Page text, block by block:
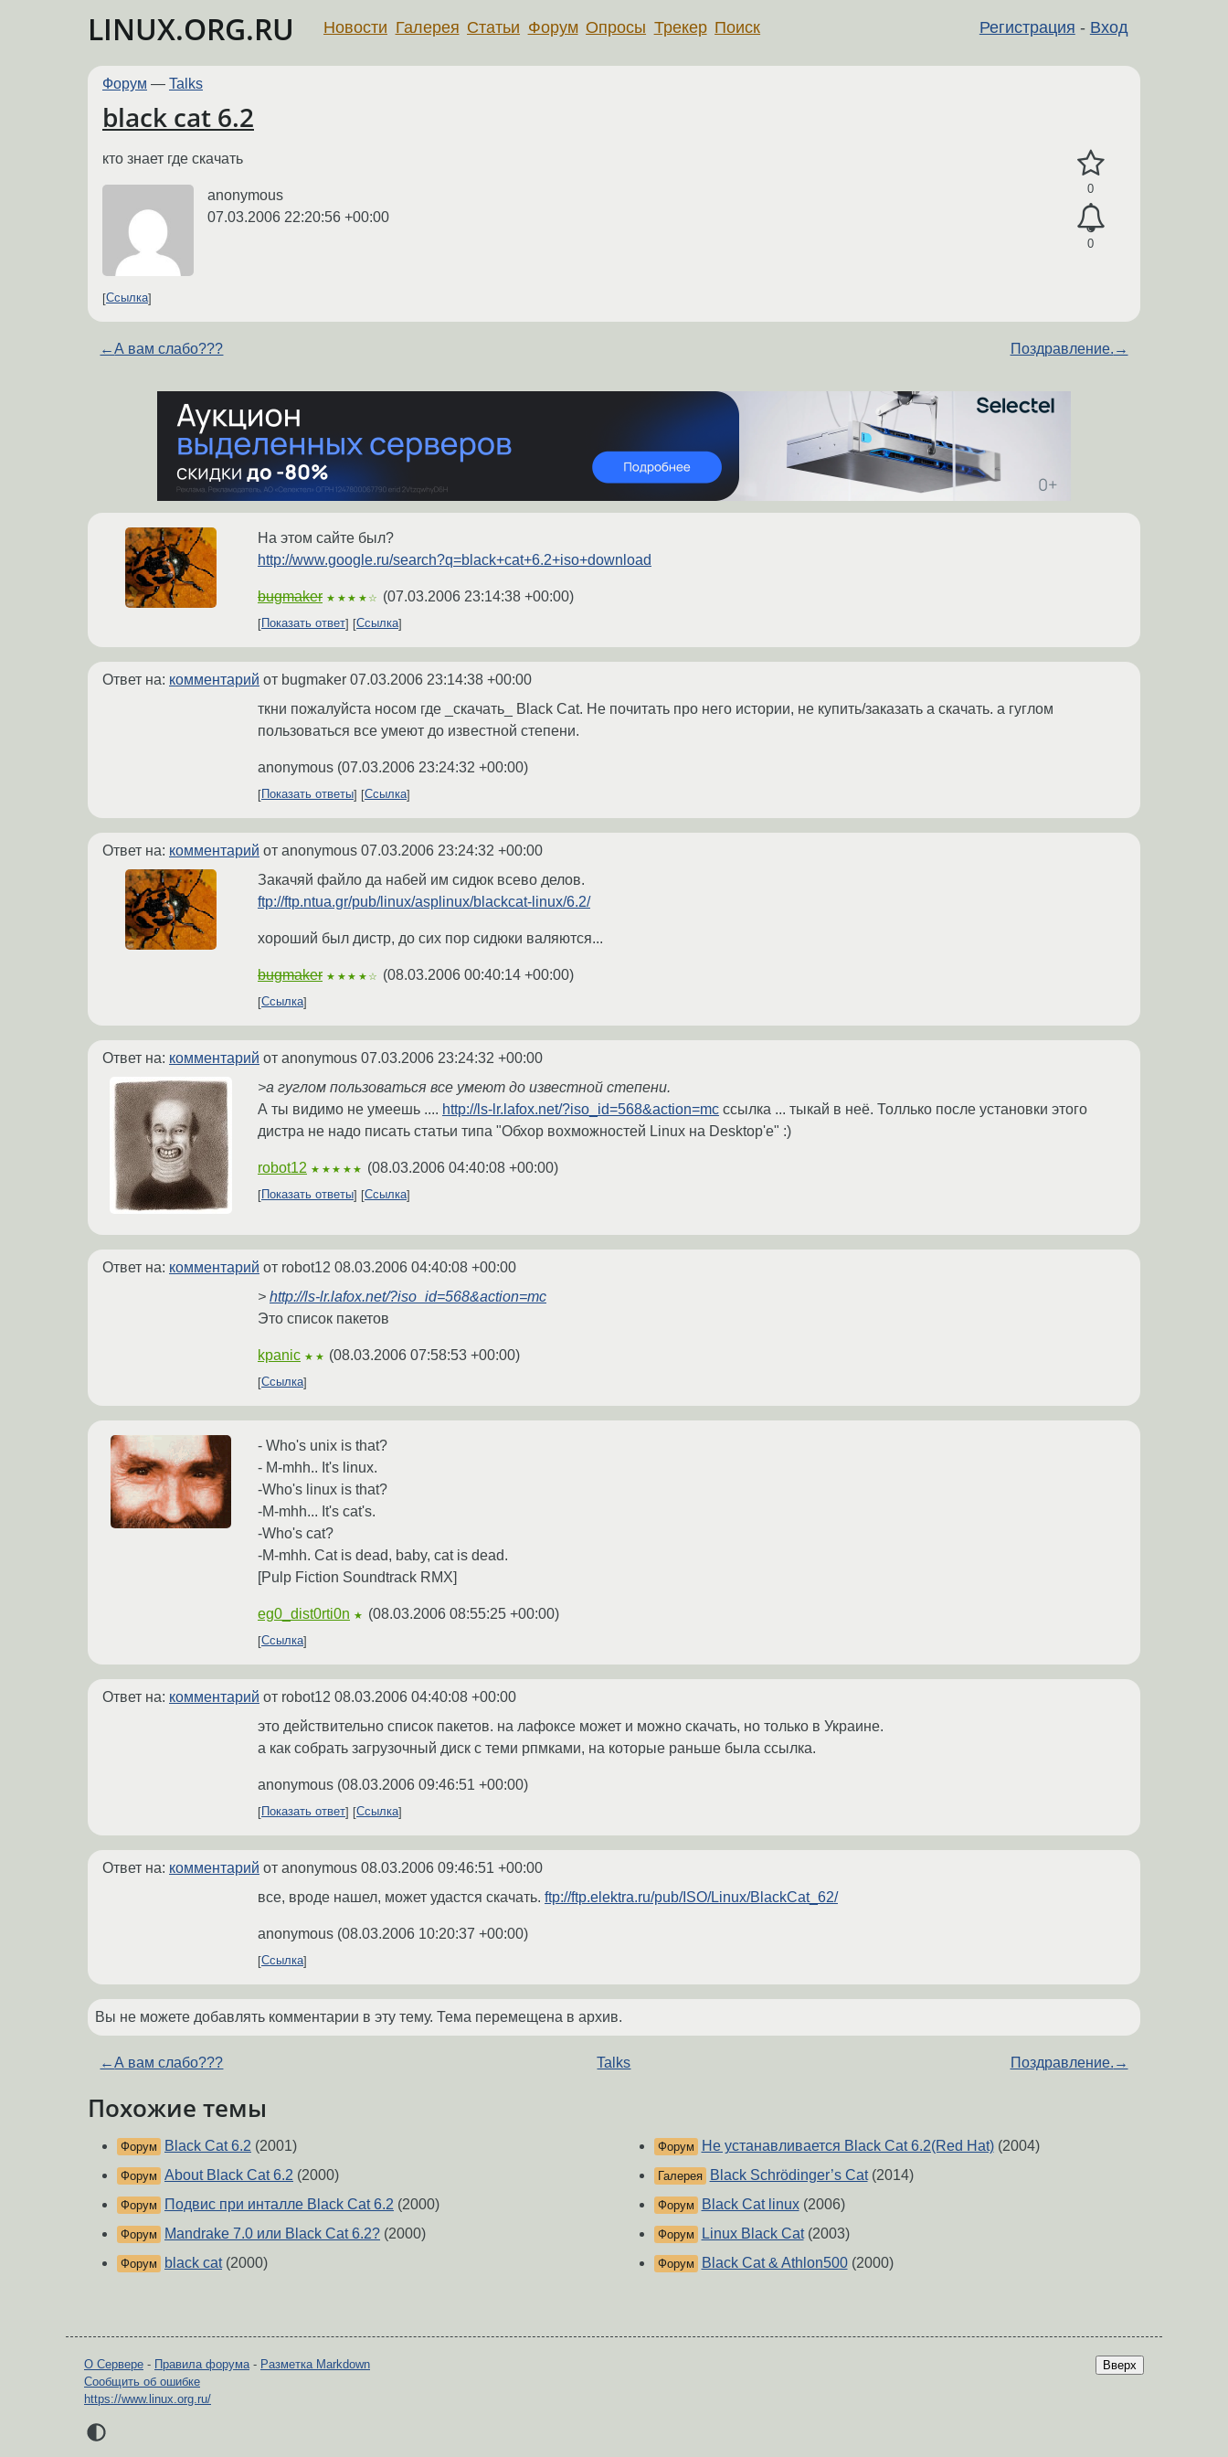
LINUX.ORG.RU Регистрация - Вход
Новости Галерея Статьи Форум Опросы Трекер Поиск
Форум — Talks
black cat 6.2
0
0
кто знает где скачать
anonymous
07.03.2006 22:20:56 +00:00
Ссылка
←А вам слабо??? Поздравление. →
На этом сайте был?
http://www.google.ru/search?q=black+cat+6.2+iso+download
bugmaker ★★★★☆ (07.03.2006 23:14:38 +00:00)
Показать ответ Ссылка
Ответ на: комментарий от bugmaker 07.03.2006 23:14:38 +00:00
ткни пожалуйста носом где _скачать_ Black Cat. Не почитать про него истории, не купить/заказать а скачать. а гуглом
пользоваться все умеют до известной степени.
anonymous (07.03.2006 23:24:32 +00:00)
Показать ответы Ссылка
Ответ на: комментарий от anonymous 07.03.2006 23:24:32 +00:00
Закачяй файло да набей им сидюк всево делов.
ftp://ftp.ntua.gr/pub/linux/asplinux/blackcat-linux/6.2/
хороший был дистр, до сих пор сидюки валяются...
bugmaker ★★★★☆ (08.03.2006 00:40:14 +00:00)
Ссылка
Ответ на: комментарий от anonymous 07.03.2006 23:24:32 +00:00
>а гуглом пользоваться все умеют до известной степени.
А ты видимо не умеешь .... http://ls-lr.lafox.net/?iso_id=568&action=mc ссылка ... тыкай в неё. Толлько после установки этого
дистра не надо писать статьи типа "Обхор вохможностей Linux на Desktop'е" :)
robot12 ★★★★★ (08.03.2006 04:40:08 +00:00)
Показать ответы Ссылка
Ответ на: комментарий от robot12 08.03.2006 04:40:08 +00:00
> http://ls-lr.lafox.net/?iso_id=568&action=mc
Это список пакетов
kpanic ★★ (08.03.2006 07:58:53 +00:00)
Ссылка
- Who's unix is that?
- M-mhh.. It's linux.
-Who's linux is that?
-M-mhh... It's cat's.
-Who's cat?
-M-mhh. Cat is dead, baby, cat is dead.
[Pulp Fiction Soundtrack RMX]
eg0_dist0rti0n ★ (08.03.2006 08:55:25 +00:00)
Ссылка
Ответ на: комментарий от robot12 08.03.2006 04:40:08 +00:00
это действительно список пакетов. на лафоксе может и можно скачать, но только в Украине.
а как собрать загрузочный диск с теми рпмками, на которые раньше была ссылка.
anonymous (08.03.2006 09:46:51 +00:00)
Показать ответ Ссылка
Ответ на: комментарий от anonymous 08.03.2006 09:46:51 +00:00
все, вроде нашел, может удастся скачать. ftp://ftp.elektra.ru/pub/ISO/Linux/BlackCat_62/
anonymous (08.03.2006 10:20:37 +00:00)
Ссылка
Вы не можете добавлять комментарии в эту тему. Тема перемещена в архив.
←А вам слабо??? Talks Поздравление. →
Похожие темы
Форум Black Cat 6.2 (2001)
Форум About Black Cat 6.2 (2000)
Форум Подвис при инталле Black Cat 6.2 (2000)
Форум Mandrake 7.0 или Black Cat 6.2? (2000)
Форум black cat(2000)
Форум Не устанавливается Black Cat 6.2(Red Hat)(2004)
Галерея Black Schrödinger’s Cat(2014)
Форум Black Cat linux(2006)
Форум Linux Black Cat(2003)
Форум Black Cat & Athlon500(2000)
Вверх
О Сервере - Правила форума- Разметка Markdown
Сообщить об ошибке
https://www.linux.org.ru/